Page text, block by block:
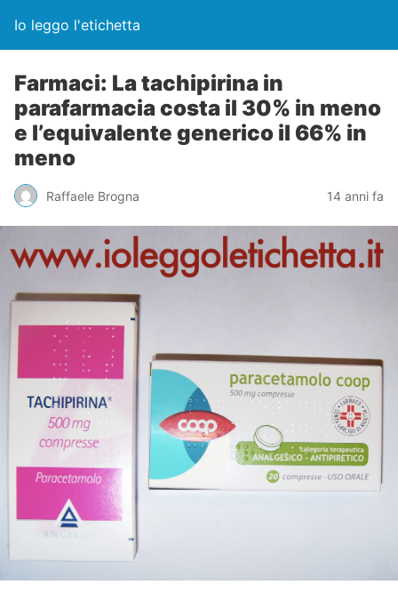
Io leggo l'etichetta
Farmaci: La tachipirina in
parafarmacia costa il 30% in meno
e l’equivalente generico il 66% in
meno
Raffaele Brogna 14 anni fa